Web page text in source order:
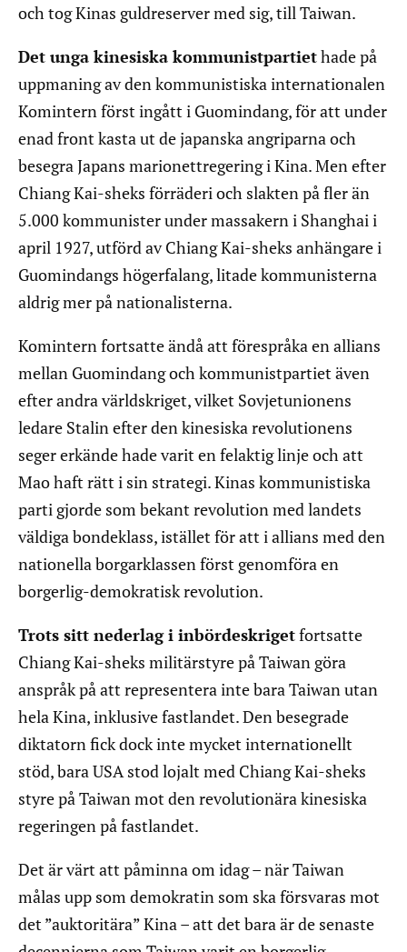
och tog Kinas guldreserver med sig, till Taiwan.
Det unga kinesiska kommunistpartiethade på
uppmaning av den kommunistiska internationalen
Komintern först ingått i Guomindang, för att under
enad front kasta ut de japanska angriparna och
besegra Japans marionettregering i Kina. Men efter
Chiang Kai-sheks förräderi och slakten på fler än
5.000 kommunister under massakern i Shanghai i
april 1927, utförd av Chiang Kai-sheks anhängare i
Guomindangs högerfalang, litade kommunisterna
aldrig mer på nationalisterna.
Komintern fortsatte ändå att förespråka en allians
mellan Guomindang och kommunistpartiet även
efter andra världskriget, vilket Sovjetunionens
ledare Stalin efter den kinesiska revolutionens
seger erkände hade varit en felaktig linje och att
Mao haft rätt i sin strategi. Kinas kommunistiska
parti gjorde som bekant revolution med landets
väldiga bondeklass, istället för att i allians med den
nationella borgarklassen först genomföra en
borgerlig-demokratisk revolution.
Trots sitt nederlag i inbördeskrigetfortsatte
Chiang Kai-sheks militärstyre på Taiwan göra
anspråk på att representera inte bara Taiwan utan
hela Kina, inklusive fastlandet. Den besegrade
diktatorn fick dock inte mycket internationellt
stöd, bara USA stod lojalt med Chiang Kai-sheks
styre på Taiwan mot den revolutionära kinesiska
regeringen på fastlandet.
Det är värt att påminna om idag – när Taiwan
målas upp som demokratin som ska försvaras mot
det ”auktoritära” Kina – att det bara är de senaste